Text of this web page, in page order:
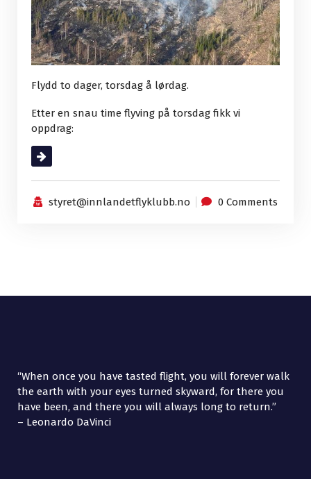
Flydd to dager, torsdag å lørdag.
Etter en snau time flyving på torsdag fikk vi
oppdrag:
Read More
styret@innlandetflyklubb.no 0 Comments
“When once you have tasted flight, you will forever walk
the earth with your eyes turned skyward, for there you
have been, and there you will always long to return.”
– Leonardo DaVinci